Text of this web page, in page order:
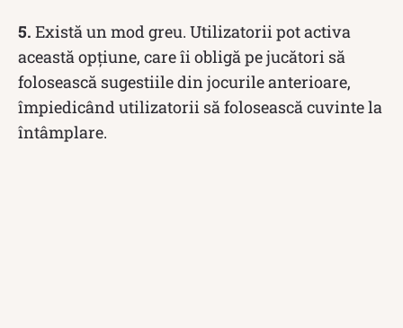
5. Există un mod greu. Utilizatorii pot activa
această opțiune, care îi obligă pe jucători să
folosească sugestiile din jocurile anterioare,
împiedicând utilizatorii să folosească cuvinte la
întâmplare.